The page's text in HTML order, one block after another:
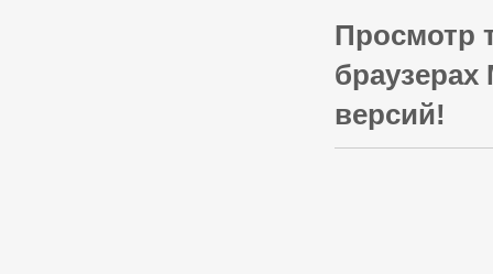
Просмотр
версий!